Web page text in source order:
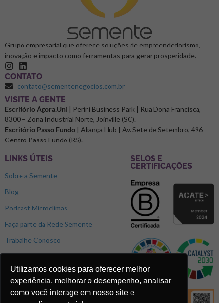
Utilizamos cookies para oferecer melhor
experiência, melhorar o desempenho, analisar
como você interage em nosso site e
Grupo empresarial que oferece soluções de empreendedorismo,
inovação e impacto como ferramentas para gerar prosperidade.
CONTATO
contato@sementenegocios.com.br
⁠VISITE A GENTE
Escritório Ágora.Uni | Perini Business Park | Rua Dona Francisca,
8300 – Zona Industrial Norte, Joinville (SC).
Escritório Passo Fundo | Aliança Hub | Av. Sete de Setembro, 496 –
Centro Passo Fundo (RS).
LINKS ÚTEIS
Sobre a Semente
Blog
Podcast Microclimas
Faça parte da Rede Semente
Trabalhe Conosco
SELOS E
CERTIFICAÇÕES